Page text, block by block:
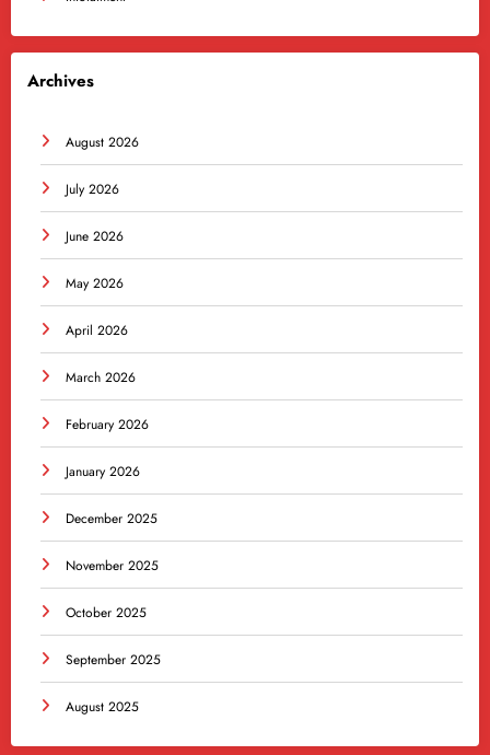
Archives
August 2026
July 2026
June 2026
May 2026
April 2026
March 2026
February 2026
January 2026
December 2025
November 2025
October 2025
September 2025
August 2025